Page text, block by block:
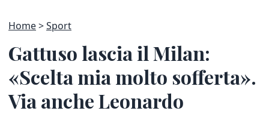
Home Sport
Gattuso lascia il Milan:
«Scelta mia molto sofferta».
Via anche Leonardo